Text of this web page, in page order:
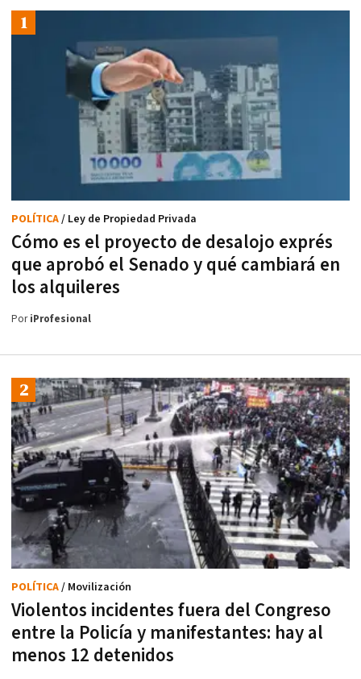
Cómo es el proyecto de desalojo exprés
que aprobó el Senado y qué cambiará en
los alquileres
POLÍTICA/ Ley de Propiedad Privada
PoriProfesional
Violentos incidentes fuera del Congreso
entre la Policía y manifestantes: hay al
menos 12 detenidos
POLÍTICA/ Movilización